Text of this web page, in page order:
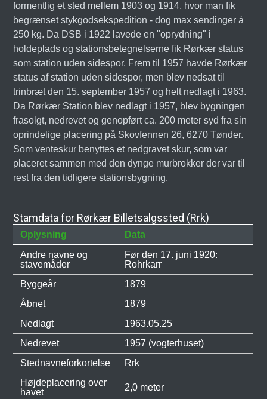
formentlig et sted mellem 1903 og 1914, hvor man fik
begrænset stykgodsekspedition - dog max sendinger á
250 kg. Da DSB i 1922 lavede en "oprydning" i
holdeplads og stationsbetegnelserne fik Rørkær status
som station uden sidespor. Frem til 1957 havde Rørkær
status af station uden sidespor, men blev nedsat til
trinbræt den 15. september 1957 og helt nedlagt i 1963.
Da Rørkær Station blev nedlagt i 1957, blev bygningen
frasolgt, nedrevet og genopført ca. 200 meter syd fra sin
oprindelige placering på Skovfennen 26, 6270 Tønder.
Som venteskur benyttes et nedgravet skur, som var
placeret sammen med den dynge murbrokker der var til
rest fra den tidligere stationsbygning.
Stamdata for Rørkær Billetsalgssted (Rrk)
Oplysning
Data
Andre navne og
stavemåder
Før den 17. juni 1920:
Rohrkarr
Byggeår
1879
Åbnet
1879
Nedlagt
1963.05.25
Nedrevet
1957 (vogterhuset)
Stednavneforkortelse
Rrk
Højdeplacering over
havet
2,0 meter